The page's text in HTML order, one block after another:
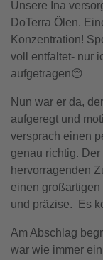
Unsere Ina
DoTerra Ölen.
Konzentration!
voll entfaltet- nur
aufgetragen😔
Nun war er da,
aufgeregt und
versprach einen
genau richtig.
hervorragenden
einen großartigen
und präzise. Es
Am Abschlag
war wie immer